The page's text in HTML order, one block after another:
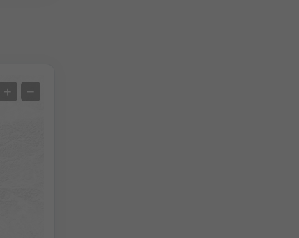
+ −